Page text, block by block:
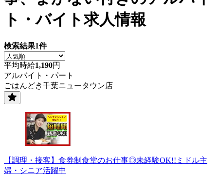
ト・バイト求人情報
検索結果1件
平均時給1,190円
アルバイト・パート
ごはんどき千葉ニュータウン店
【調理・接客】食券制食堂のお仕事◎未経験OK!!ミドル主
婦・シニア活躍中